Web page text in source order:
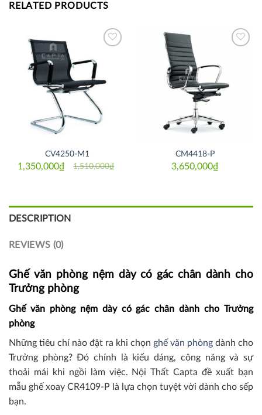
RELATED PRODUCTS
CV4250-M1
1,510,000₫
Original
1,350,000₫
Current
CM4418-P
3,650,000₫
DESCRIPTION
REVIEWS (0)
Ghế văn phòng nệm dày có gác chân dành cho
Trưởng phòng
Ghế văn phòng nệm dày có gác chân dành cho Trưởng
phòng
Những tiêu chí nào đặt ra khi chọn ghế văn phòng dành cho
Trưởng phòng? Đó chính là kiểu dáng, công năng và sự
thoải mái khi ngồi làm việc. Nội Thất Capta đề xuất bạn
mẫu ghế xoay CR4109-P là lựa chọn tuyệt vời dành cho sếp
bạn.